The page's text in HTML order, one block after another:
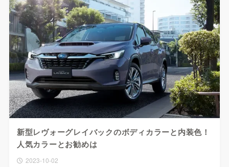
新型レヴォーグレイバックのボディカラーと内装色！
人気カラーとお勧めは
2023-10-02